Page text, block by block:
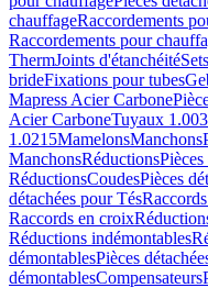
chauffageRaccordements
Raccordements pour
ThermJoints d'étanchéité
brideFixations pour tubes
Mapress Acier Carbone
Acier CarboneTuyaux
1.0215MamelonsManchons
ManchonsRéductions
RéductionsCoudesPièces
détachées pour Tés
Raccords en croix
Réductions indémontables
démontablesPièces
démontablesCompensateurs